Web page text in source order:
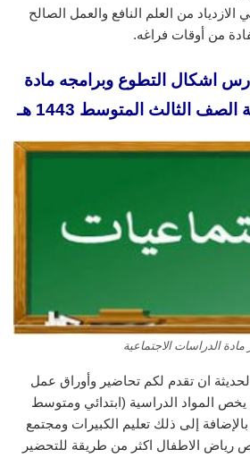
الازدياد من العلم النافع والعمل الصالح
من أوقات فراغه.
اشكال التطوع وبرامجه مادة
الثالث المتوسط 1443 هـ
الدراسات الاجتماعية
ان تقدم لكم تحاضير وأوراق عمل
المواد الدراسية (ابتدائي ومتوسط
إلى ذلك تعليم الكبيرات ومجتمع
رياض الاطفال اكثر من طريقة للتحضير